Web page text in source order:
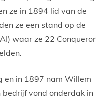
ze in 1894 lid van de
ze een stand op de
waar ze 22 Conqueror
en in 1897 nam Willem
bedrijf vond onderdak in